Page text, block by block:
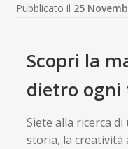
Pubblicato il 25
Scopri la
dietro ogni
Siete alla ricerca di
storia, la creatività